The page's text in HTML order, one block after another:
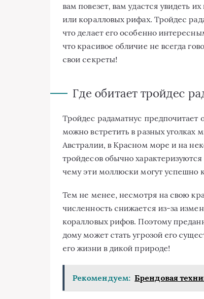
вам повезет, вам удастся увидеть
или коралловых рифах. Тройдес
что делает его особенно
что красивое обличие не всегда
свои секреты!
Где обитает тройдес
Тройдес радаматнус предпочитает
можно встретить в разных уголках
Австралии, в Красном море и на
тройдесов обычно
чему эти моллюски могут успешно
Тем не менее, несмотря на свою
численность снижается из-за
коралловых рифов. Поэтому
дому может стать угрозой его
его жизни в дикой природе!
Рекомендуем: Брендовая